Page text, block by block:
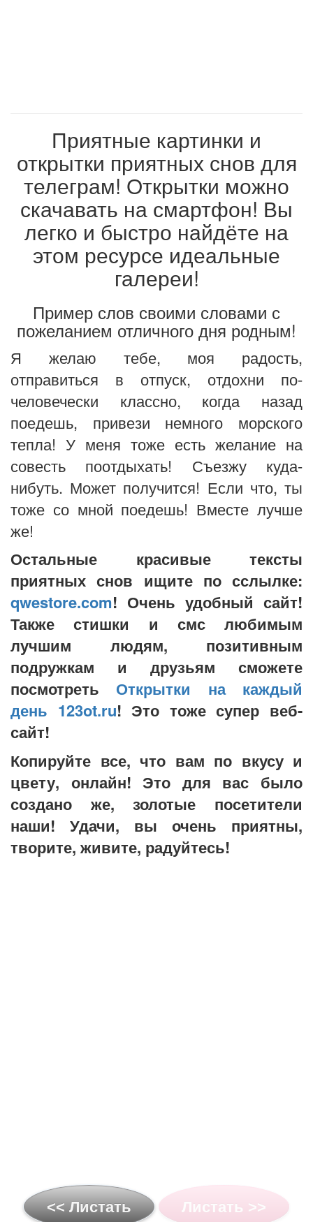
Приятные картинки и
открытки приятных снов для
телеграм! Открытки можно
скачавать на смартфон! Вы
легко и быстро найдёте на
этом ресурсе идеальные
галереи!
Пример слов своими словами с
пожеланием отличного дня родным!
Я желаю тебе, моя радость,
отправиться в отпуск, отдохни по-
человечески классно, когда назад
поедешь, привези немного морского
тепла! У меня тоже есть желание на
совесть поотдыхать! Съезжу куда-
нибуть. Может получится! Если что, ты
тоже со мной поедешь! Вместе лучше
же!
Остальные красивые тексты
приятных снов ищите по сслылке:
qwestore.com! Очень удобный сайт!
Также стишки и смс любимым
лучшим людям, позитивным
подружкам и друзьям сможете
посмотреть Открытки на каждый
день 123ot.ru! Это тоже супер веб-
сайт!
Копируйте все, что вам по вкусу и
цвету, онлайн! Это для вас было
создано же, золотые посетители
наши! Удачи, вы очень приятны,
творите, живите, радуйтесь!
<< Листать Листать >>